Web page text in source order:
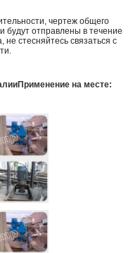
чертеж общего
будут отправлены в течение
стесняйтесь связаться с
Применение на месте: